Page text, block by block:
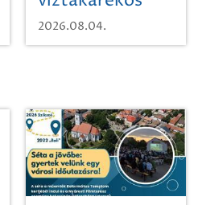
vízhasználatról
2026.08.04.